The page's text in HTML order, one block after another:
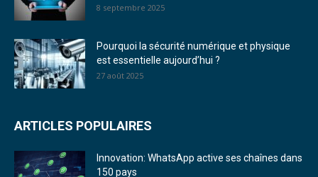
8 septembre 2025
Pourquoi la sécurité numérique et physique
est essentielle aujourd’hui ?
27 août 2025
ARTICLES POPULAIRES
Innovation: WhatsApp active ses chaînes dans
150 pays